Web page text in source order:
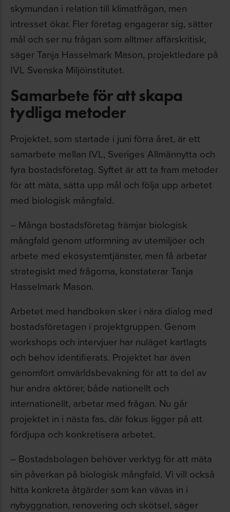
skymundan i relation till klimatfrågan, men
intresset ökar. Fler företag engagerar sig, sätter
mål och ser nu frågan som alltmer affärskritisk,
säger Tanja Hasselmark Mason, projektledare på
IVL Svenska Miljöinstitutet.
Samarbete för att skapa
tydliga metoder
Projektet, som startade i juni förra året, är ett
samarbete mellan IVL, Sveriges Allmännytta och
fyra bostadsföretag. Syftet är att ta fram metoder
för att mäta, sätta upp mål och följa upp arbetet
med biologisk mångfald.
– Många bostadsföretag främjar biologisk
mångfald genom utformning av utemiljöer och
arbete med ekosystemtjänster, men få arbetar
strategiskt med frågorna, konstaterar Tanja
Hasselmark Mason.
Arbetet med handboken sker i nära dialog med
bostadsföretagen i projektgruppen. Genom
workshops och intervjuer har nuläget kartlagts
och behov identifierats. Projektet har även
genomfört omvärldsbevakning för att ta del av
hur andra aktörer, både nationellt och
internationellt, arbetar med frågan. Nu går
projektet in i nästa fas, där fokus ligger på att
fördjupa och konkretisera arbetet.
– Bostadsbolagen behöver verktyg för att mäta
sin påverkan på biologisk mångfald. Vi vill också
hitta konkreta åtgärder som kan vävas in i
nybyggnation, renovering och skötsel, säger